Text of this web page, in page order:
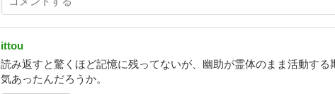
ittou
読み返すと驚くほど記憶に残ってないが、幽助が霊体のまま活動す
気あったんだろうか。